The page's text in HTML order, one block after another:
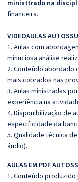
ministtrado na
financeira.
VIDEOAULAS
1. Aulas com
minuciosa análise
2. Conteúdo
mais cobrados nas
3. Aulas ministradas
experiência na
4. Disponibilização de
especificidade da
5. Qualidade técnica
áudio).
AULAS EM PDF
1. Conteúdo